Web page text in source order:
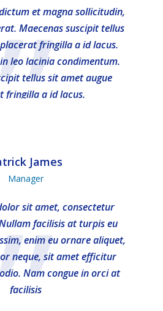
et magna sollicitudin,
Maecenas suscipit tellus
fringilla a id lacus.
leo lacinia condimentum.
tellus sit amet augue
fringilla a id lacus.
James
Manager
sit amet, consectetur
facilisis at turpis eu
enim eu ornare aliquet,
neque, sit amet efficitur
Nam congue in orci at
facilisis